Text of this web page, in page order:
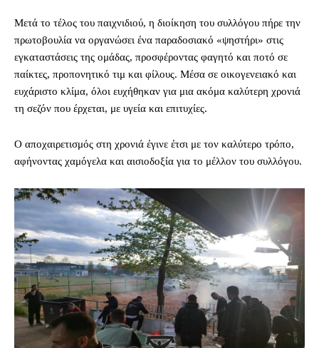
Μετά το τέλος του παιχνιδιού, η διοίκηση του συλλόγου πήρε την
πρωτοβουλία να οργανώσει ένα παραδοσιακό «ψηστήρι» στις
εγκαταστάσεις της ομάδας, προσφέροντας φαγητό και ποτό σε
παίκτες, προπονητικό τιμ και φίλους. Μέσα σε οικογενειακό και
ευχάριστο κλίμα, όλοι ευχήθηκαν για μια ακόμα καλύτερη χρονιά
τη σεζόν που έρχεται, με υγεία και επιτυχίες.
Ο αποχαιρετισμός στη χρονιά έγινε έτσι με τον καλύτερο τρόπο,
αφήνοντας χαμόγελα και αισιοδοξία για το μέλλον του συλλόγου.